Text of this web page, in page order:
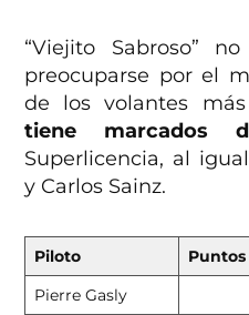
“Viejito Sabroso”
preocuparse por el
de los volantes
tiene marcados
Superlicencia, al
y Carlos Sainz.
Piloto
Pierre Gasly